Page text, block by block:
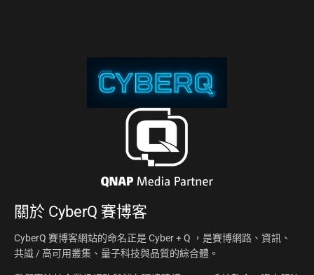
關於 CyberQ 賽博客
CyberQ 賽博客網站的命名正是 Cyber + Q ，是賽博網路、資訊、
共識 / 高可用叢集、量子科技與品質的綜合體。